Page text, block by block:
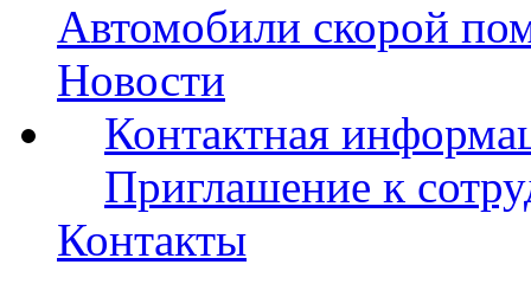
Автомобили скорой
Новости
Контактная
Приглашение к
Контакты